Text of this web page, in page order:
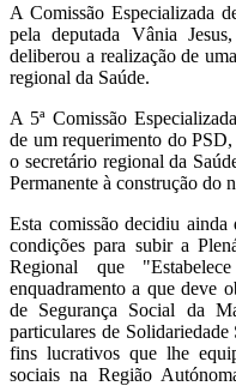
A Comissão Especializada
pela deputada Vânia
deliberou a realização de
regional da Saúde.
A 5ª Comissão
de um requerimento do
o secretário regional da
Permanente à construção do
Esta comissão decidiu ainda
condições para subir a
Regional que
enquadramento a que deve
de Segurança Social da
particulares de
fins lucrativos que lhe
sociais na Região